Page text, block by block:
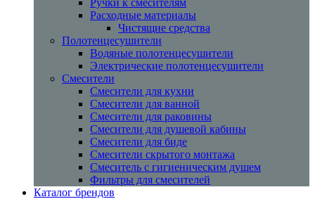
Расходные материалы
Чистящие средства
Полотенцесушители
Водяные полотенцесушители
Электрические полотенцесушители
Смесители
Смесители для кухни
Смесители для ванной
Смесители для раковины
Смесители для душевой кабины
Смесители для биде
Смесители скрытого монтажа
Смеситель с гигиеническим душем
Фильтры для смесителей
Каталог брендов